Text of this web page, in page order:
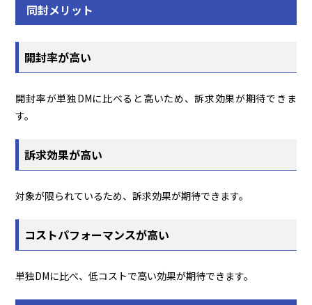
同封メリット
開封率が高い
開封率が単独DMに比べると高いため、訴求効果が期待できま
す。
訴求効果が高い
対象が限られているため、訴求効果が期待できます。
コストパフォーマンスが高い
単独DMに比べ、低コストで高い効果が期待できます。